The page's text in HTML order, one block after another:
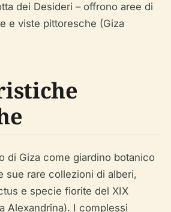
dei Desideri – offrono aree di
e viste pittoresche (Giza
di Giza come giardino botanico
sue rare collezioni di alberi,
e specie fiorite del XIX
Alexandrina). I complessi